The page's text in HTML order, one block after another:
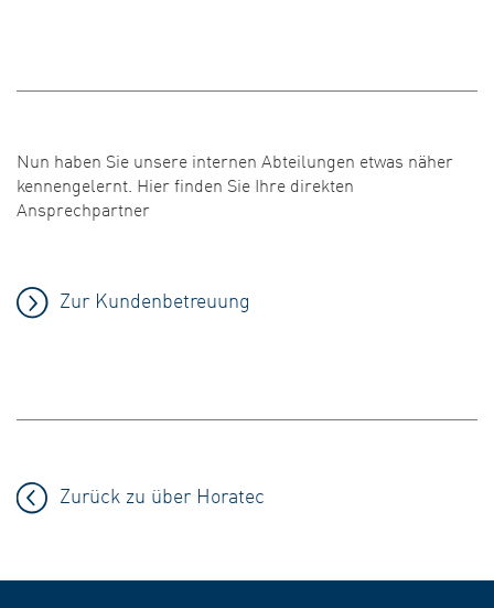
Nun haben Sie unsere internen Abteilungen etwas näher
kennengelernt. Hier finden Sie Ihre direkten
Ansprechpartner
Zur Kundenbetreuung
Zurück zu über Horatec